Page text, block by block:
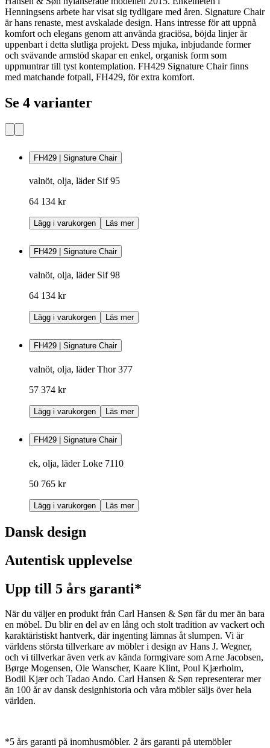
Henningsens arbete har visat sig tydligare med åren. Signature Chair
är hans renaste, mest avskalade design. Hans intresse för att uppnå
komfort och elegans genom att använda graciösa, böjda linjer är
uppenbart i detta slutliga projekt. Dess mjuka, inbjudande former
och svävande armstöd skapar en enkel, organisk form som
uppmuntrar till tyst kontemplation. FH429 Signature Chair finns
med matchande fotpall, FH429, för extra komfort.
Se 4 varianter
FH429 | Signature Chair
valnöt, olja, läder Sif 95
64 134 kr
Lägg i varukorgen Läs mer
FH429 | Signature Chair
valnöt, olja, läder Sif 98
64 134 kr
Lägg i varukorgen Läs mer
FH429 | Signature Chair
valnöt, olja, läder Thor 377
57 374 kr
Lägg i varukorgen Läs mer
FH429 | Signature Chair
ek, olja, läder Loke 7110
50 765 kr
Lägg i varukorgen Läs mer
Dansk design
Autentisk upplevelse
Upp till 5 års garanti*
När du väljer en produkt från Carl Hansen & Søn får du mer än bara
en möbel. Du blir en del av en lång och stolt tradition av vackert och
karaktäristiskt hantverk, där ingenting lämnas åt slumpen. Vi är
världens största tillverkare av möbler i design av Hans J. Wegner,
och vi tillverkar även verk av kända formgivare som Arne Jacobsen,
Børge Mogensen, Ole Wanscher, Kaare Klint, Poul Kjærholm,
Bodil Kjær och Tadao Ando. Carl Hansen & Søn representerar mer
än 100 år av dansk designhistoria och våra möbler säljs över hela
världen.
*5 års garanti på inomhusmöbler. 2 års garanti på utemöbler